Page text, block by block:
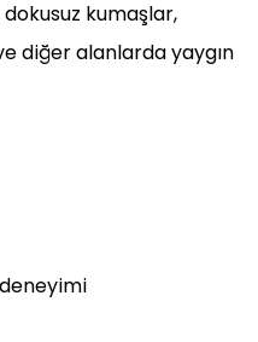
kumaşlar,
diğer alanlarda yaygın
deneyimi